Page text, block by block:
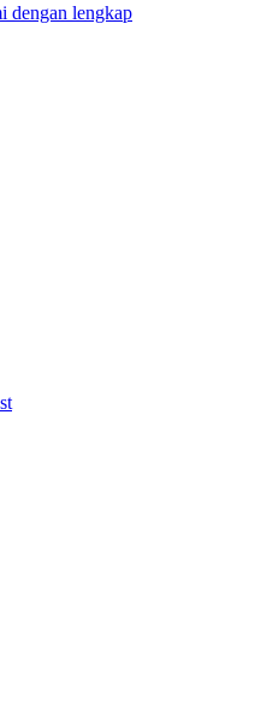
dengan lengkap